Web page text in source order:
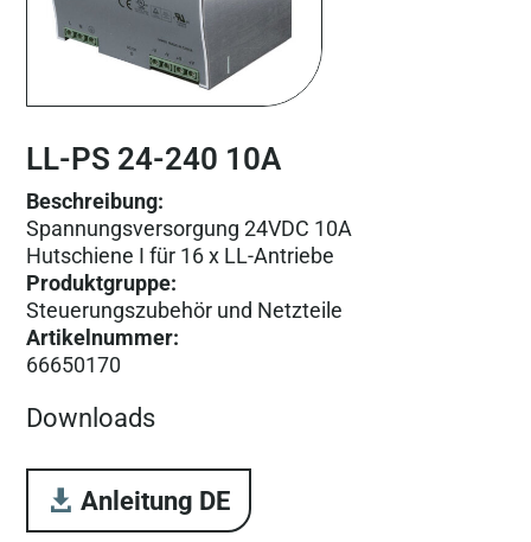
LL-PS 24-240 10A
Beschreibung:
Spannungsversorgung 24VDC 10A
Hutschiene I für 16 x LL-Antriebe
Produktgruppe:
Steuerungs­zubehör und Netzteile
Artikelnummer:
66650170
Downloads
Anleitung DE